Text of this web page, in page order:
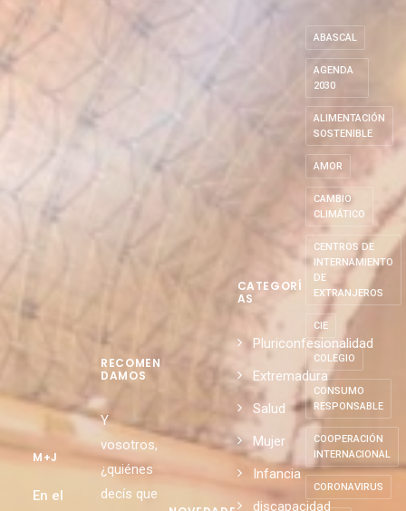
M+J
En el
RECOMEN
DAMOS
Y
vosotros,
¿quiénes
decís que
CATEGORÍ
AS
Pluriconfesionalidad
Extremadura
Salud
Mujer
Infancia
discapacidad
ABASCAL
AGENDA
2030
ALIMENTACIÓN
SOSTENIBLE
AMOR
CAMBIO
CLIMÁTICO
CENTROS DE
INTERNAMIENTO
DE
EXTRANJEROS
CIE
COLEGIO
CONSUMO
RESPONSABLE
COOPERACIÓN
INTERNACIONAL
CORONAVIRUS